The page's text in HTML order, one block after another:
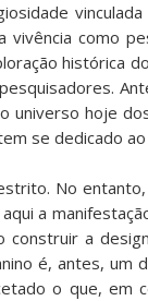
vinculada
vivência como
histórica
universo hoje
se dedicado
No
a
a
é, antes, um
o que, em